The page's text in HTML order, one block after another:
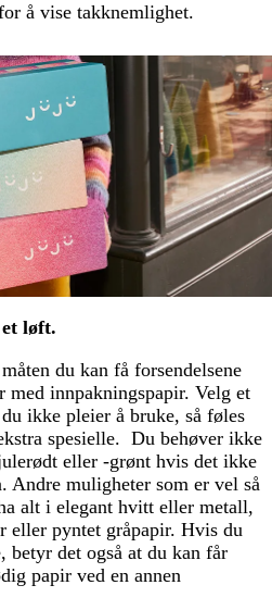
å vise takknemlighet.
løft.
du kan få forsendelsene
innpakningspapir. Velg et
ikke pleier å bruke, så føles
spesielle. Du behøver ikke
eller -grønt hvis det ikke
Andre muligheter som er vel så
alt i elegant hvitt eller metall,
eller pyntet gråpapir. Hvis du
betyr det også at du kan får
papir ved en annen